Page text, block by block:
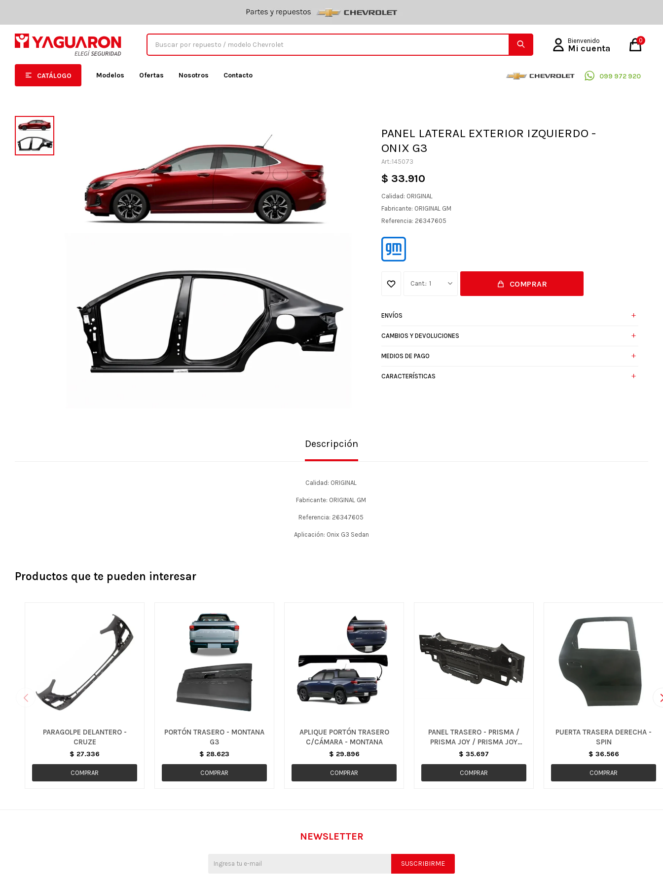
CATÁLOGO Modelos Ofertas Nosotros Contacto 099 972 920
0
PANEL LATERAL EXTERIOR IZQUIERDO -
ONIX G3
145073
$ 33.910
Calidad: ORIGINAL
Fabricante: ORIGINAL GM
Referencia: 26347605
1 COMPRAR
ENVÍOS
CAMBIOS Y DEVOLUCIONES
MEDIOS DE PAGO
CARACTERÍSTICAS
Descripción
Calidad: ORIGINAL
Fabricante: ORIGINAL GM
Referencia: 26347605
Aplicación: Onix G3 Sedan
Productos que te pueden interesar
PARAGOLPE DELANTERO -
CRUZE
$ 27.336
PORTÓN TRASERO - MONTANA
G3
$ 28.623
APLIQUE PORTÓN TRASERO
C/CÁMARA - MONTANA
$ 29.896
PANEL TRASERO - PRISMA /
PRISMA JOY / PRISMA JOY
PLUS
$ 35.697
PUERTA TRASERA DERECHA -
SPIN
$ 36.566
NEWSLETTER
SUSCRIBIRME